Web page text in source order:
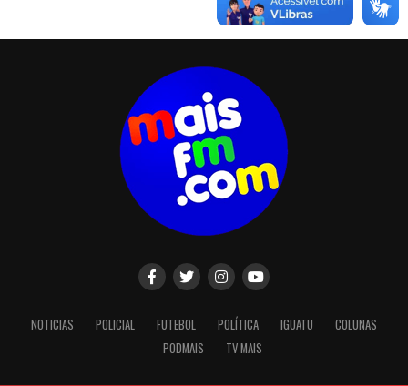
NOTICIAS POLICIAL FUTEBOL POLÍTICA IGUATU
COLUNAS
PODMAIS
TV MAIS